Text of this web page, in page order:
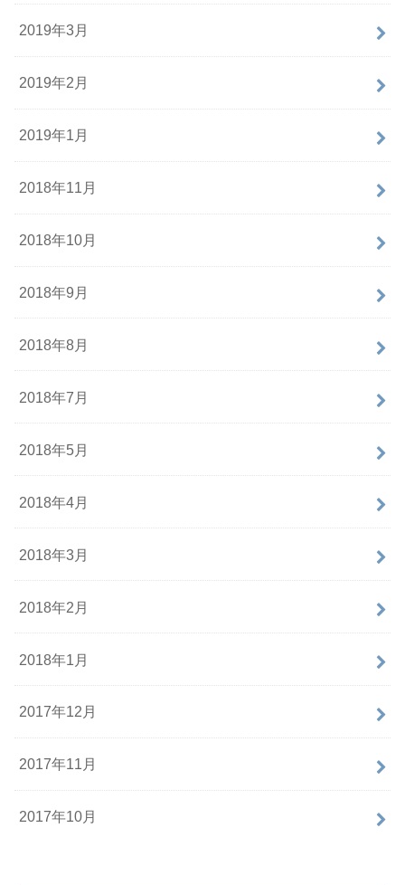
2019年3月
2019年2月
2019年1月
2018年11月
2018年10月
2018年9月
2018年8月
2018年7月
2018年5月
2018年4月
2018年3月
2018年2月
2018年1月
2017年12月
2017年11月
2017年10月